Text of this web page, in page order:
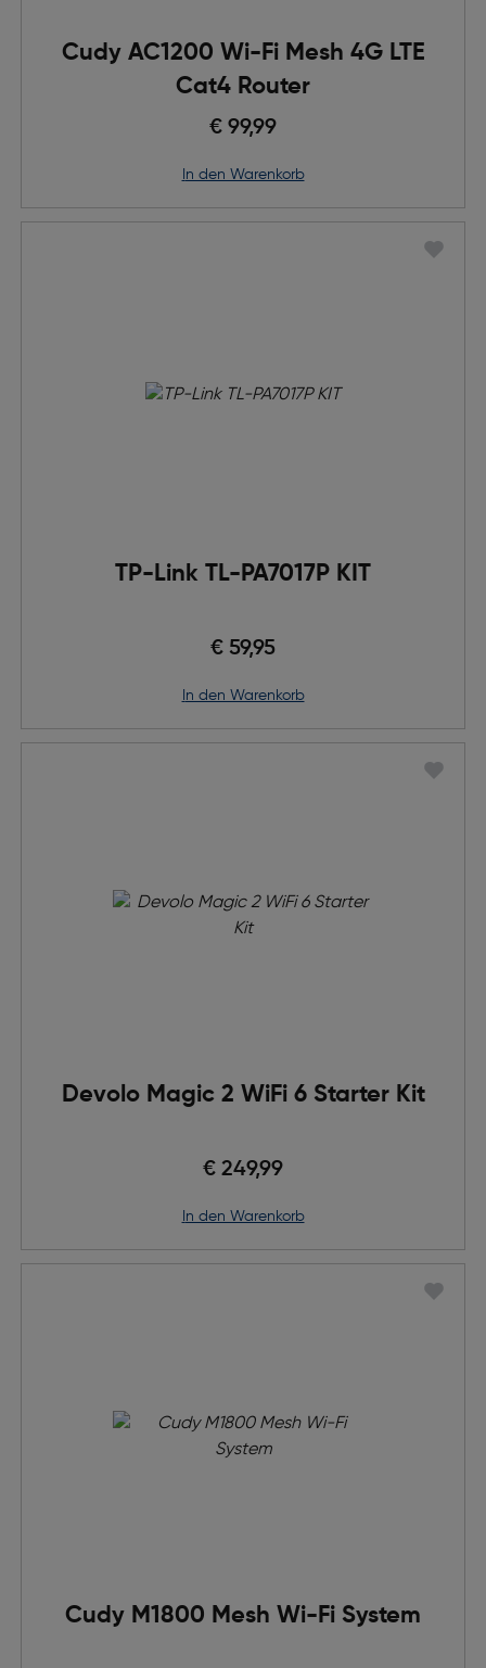
Cudy AC1200 Wi-Fi Mesh 4G LTE
Cat4 Router
€ 99,99
in den Warenkorb
TP-Link TL-PA7017P KIT
€ 59,95
in den Warenkorb
Devolo Magic 2 WiFi 6 Starter Kit
€ 249,99
in den Warenkorb
Cudy M1800 Mesh Wi-Fi System